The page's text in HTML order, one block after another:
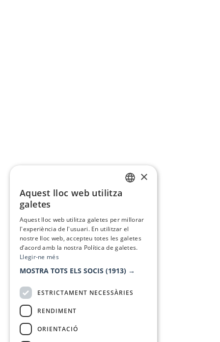
×
Aquest lloc web utilitza
galetes
Aquest lloc web utilitza galetes per millorar
l'experiència de l'usuari. En utilitzar el
nostre lloc web, accepteu totes les galetes
d’acord amb la nostra Política de galetes.
Llegir-ne més
MOSTRA TOTS ELS SOCIS (1913) →
ESTRICTAMENT NECESSÀRIES
RENDIMENT
ORIENTACIÓ